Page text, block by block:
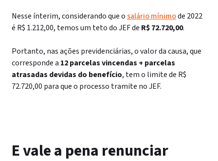
Nesse ínterim, considerando que osalário mínimode 2022
é R$ 1.212,00, temos um teto do JEF de R$ 72.720,00.
Portanto, nas ações previdenciárias, o valor da causa, que
corresponde a 12 parcelas vincendas + parcelas
atrasadas devidas do benefício, tem o limite de R$
72.720,00 para que o processo tramite no JEF.
E vale a pena renunciar